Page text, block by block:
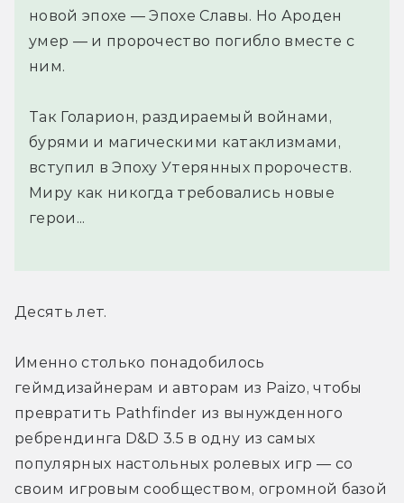
новой эпохе — Эпохе Славы. Но Ароден
умер — и пророчество погибло вместе с
ним.
Так Голарион, раздираемый войнами,
бурями и магическими катаклизмами,
вступил в Эпоху Утерянных пророчеств.
Миру как никогда требовались новые
герои...
Десять лет.
Именно столько понадобилось
геймдизайнерам и авторам из Paizo, чтобы
превратить Pathfinder из вынужденного
ребрендинга D&D 3.5 в одну из самых
популярных настольных ролевых игр — со
своим игровым сообществом, огромной базой